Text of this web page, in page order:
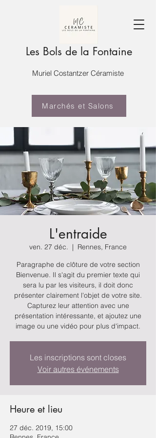
Les Bols de la Fontaine
Muriel Costantzer Céramiste
Marchés et Salons
L'entraide
ven. 27 déc.
  |
Rennes, France
Paragraphe de clôture de votre section
Bienvenue. Il s'agit du premier texte qui
sera lu par les visiteurs, il doit donc
présenter clairement l'objet de votre site.
Capturez leur attention avec une
présentation intéressante, et ajoutez une
image ou une vidéo pour plus d'impact.
Les inscriptions sont closes
Voir autres événements
Heure et lieu
27 déc. 2019, 15:00